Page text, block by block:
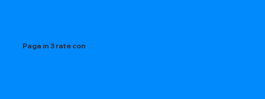
Paga in 3 rate con